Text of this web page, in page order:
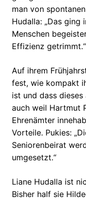
man von
Hudalla: „Das ging
Menschen
Effizienz getrimmt.“
Auf ihrem
fest, wie kompakt
ist und dass
auch weil Hartmut
Ehrenämter
Vorteile. Pukies:
Seniorenbeirat
umgesetzt.“
Liane Hudalla ist
Bisher half sie